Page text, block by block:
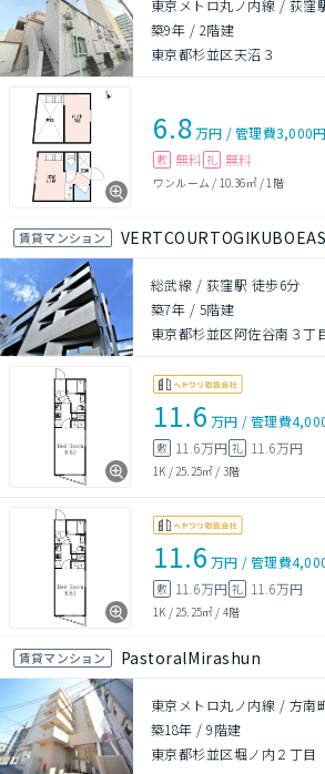
東京メトロ丸ノ内線 / 荻窪
築9年 / 2階建
東京都杉並区天沼３
6.8万円 /管理費3,000円
敷 無料 礼 無料
ワンルーム / 10.36㎡/ 1階
賃貸マンション
総武線 / 荻窪駅 徒歩6分
築7年 / 5階建
東京都杉並区阿佐谷南３丁
11.6 万円 /管理費
敷 11.6万円 礼 11.6万円
1K /25.25㎡ / 3階
11.6 万円 /管理費
敷 11.6万円 礼 11.6万円
1K /25.25㎡ / 4階
賃貸マンション PastoralMirashun
東京メトロ丸ノ内線 / 方南
築18年 /9階建
東京都杉並区堀ノ内２丁目